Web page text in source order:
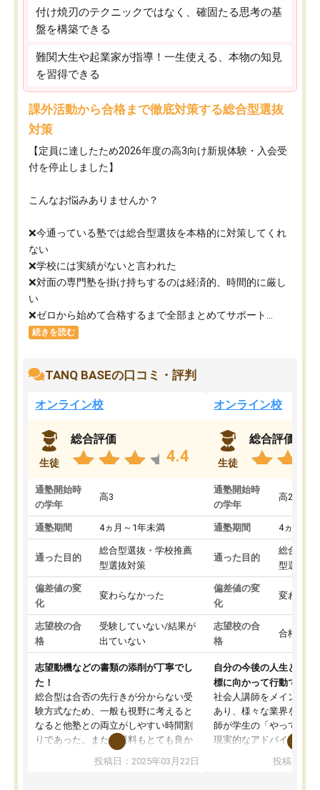
付け焼刃のテクニックではなく、確固たる思考の基
盤を構築できる
難関大生や起業家が指導！一生使える、本物の知見
を習得できる
課外活動から合格まで徹底対策する総合型選抜
対策
【定員に達したため2026年度の高3向け新規体験・入会受
付を停止しました】
こんなお悩みありませんか？
❌今通っている塾では総合型選抜を本格的に対策してくれ
ない
❌学校には実績がないと言われた
❌対面の専門塾を掛け持ちするのは経済的、時間的に厳し
い
❌ゼロから始めて合格するまで全部まとめてサポート...
続きを読む
TANQ BASEの口コミ・評判
オンライン校
生徒
総合評価
4.4
通塾開始時
の学年
高3
通塾期間 4ヵ月～1年未満
通った目的
総合型選抜・学校推薦
型選抜対策
偏差値の変
化
変わらなかった
志望校の合
格
受験していない/結果が
出ていない
志望動機などの書類の添削が丁寧でし
た！
総合型は合否の先行きが分からない受
験方式なため、一般も視野に考えると
なると他塾との両立がしやすい時間割
りであった。また授業料もとても良か
総合型の多くの塾は大学生が見ること
投稿日：2025年03月22日
オンライン校
生徒
総合評価
通塾開始時
の学年
高2
通塾期間 4ヵ月～1
通った目的
総合型選
型選抜対
偏差値の変
化
変わらな
志望校の合
格
合格した
自分の今後の人生と真剣
標に向かって行動できる
社会人講師をメインとし
あり、様々な業界を経験
師が学生の「やってみた
現実的なアドバイスを行
分野について学生知識
投稿日：